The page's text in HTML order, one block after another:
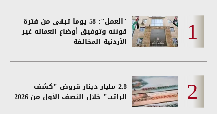
"العمل": 58 يوما تبقى من فترة
قوننة وتوفيق أوضاع العمالة غير
الأردنية المخالفة
2.8 مليار دينار قروض "كشف
الراتب" خلال النصف الأول من 2026